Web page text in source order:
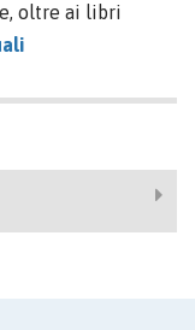
oltre ai libri